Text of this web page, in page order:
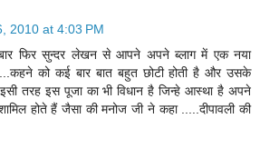
2010 at 4:03 PM
फिर सुन्‍दर लेखन से आपने अपने ब्‍लाग में एक नया
...कहने को कई बार बात बहुत छोटी होती है और उसके
तरह इस पूजा का भी विधान है जिन्‍हे आस्‍था है अपने
होते हैं जैसा की मनोज जी ने कहा .....दीपावली की